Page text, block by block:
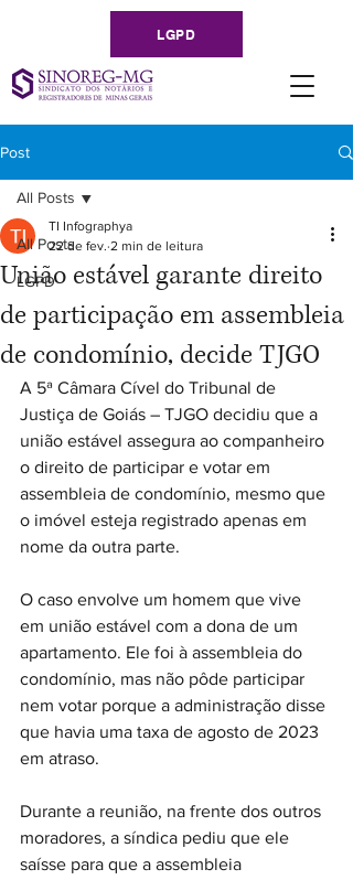
LGPD
Post
All Posts
LGPD
All Posts
União estável garante direito
de participação em assembleia
de condomínio, decide TJGO
TI Infographya
22 de fev. 2 min de leitura
A 5ª Câmara Cível do Tribunal de
Justiça de Goiás – TJGO decidiu que a
união estável assegura ao companheiro
o direito de participar e votar em
assembleia de condomínio, mesmo que
o imóvel esteja registrado apenas em
nome da outra parte.
O caso envolve um homem que vive
em união estável com a dona de um
apartamento. Ele foi à assembleia do
condomínio, mas não pôde participar
nem votar porque a administração disse
que havia uma taxa de agosto de 2023
em atraso.
Durante a reunião, na frente dos outros
moradores, a síndica pediu que ele
saísse para que a assembleia